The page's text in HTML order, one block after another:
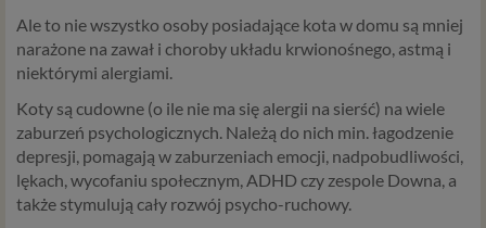
Ale to nie wszystko osoby posiadające kota w domu są mniej
narażone na zawał i choroby układu krwionośnego, astmą i
niektórymi alergiami.
Koty są cudowne (o ile nie ma się alergii na sierść) na wiele
zaburzeń psychologicznych. Należą do nich min. łagodzenie
depresji, pomagają w zaburzeniach emocji, nadpobudliwości,
lękach, wycofaniu społecznym, ADHD czy zespole Downa, a
także stymulują cały rozwój psycho-ruchowy.
życia, w tym na korzystanie z usług internetowych, takich
jak między innymi usługi serwisu Psychorada.pl. W tej
informacji przedstawiamy skrót najważniejszych
zagadnień dotyczących przetwarzania Twoich danych
osobowych, jakie może mieć miejsce po 25 maja 2018 r. w
związku z korzystaniem z naszych usług. Prosimy Cię o jej
przeczytanie, nie zajmie to więcej niż kilka minut.